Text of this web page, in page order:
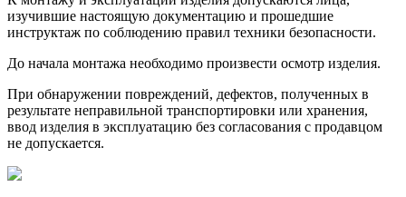
изучившие настоящую документацию и прошедшие
инструктаж по соблюдению правил техники безопасности.
До начала монтажа необходимо произвести осмотр изделия.
При обнаружении повреждений, дефектов, полученных в
результате неправильной транспортировки или хранения,
ввод изделия в эксплуатацию без согласования с продавцом
не допускается.